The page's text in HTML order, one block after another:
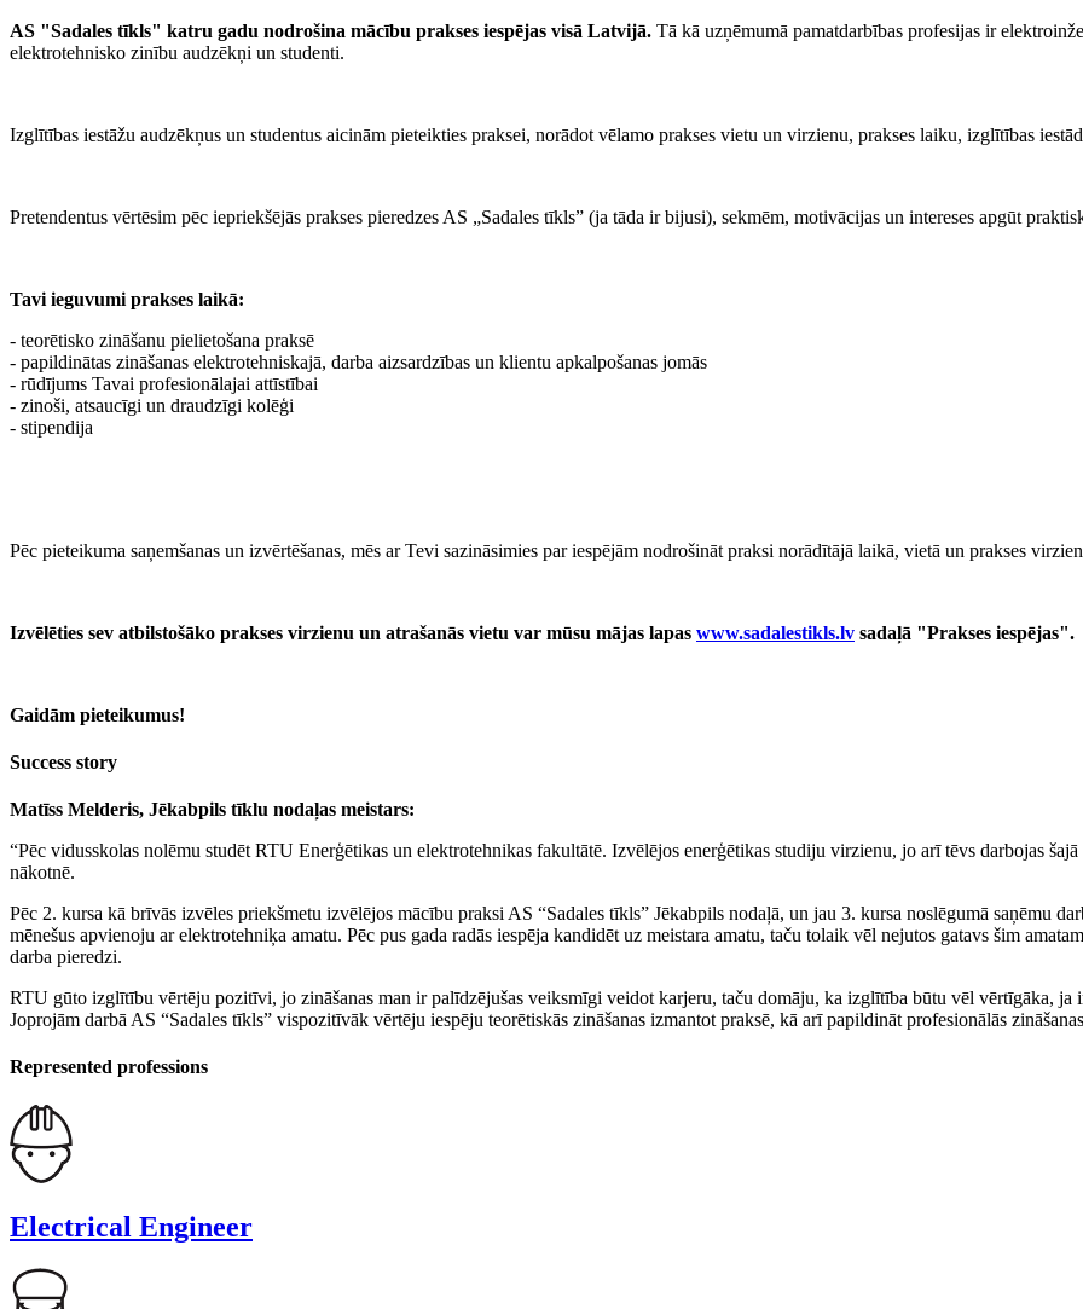
AS "Sadales tīkls" katru gadu nodrošina mācību prakses iespējas visā Latvijā. Tā kā uzņēmumā pamatdarbības profesijas ir
elektrotehnisko zinību audzēkņi un studenti.
Izglītības iestāžu audzēkņus un studentus aicinām pieteikties praksei, norādot vēlamo prakses vietu un virzienu, prakses laiku, izglītības
Pretendentus vērtēsim pēc iepriekšējās prakses pieredzes AS „Sadales tīkls” (ja tāda ir bijusi), sekmēm, motivācijas un intereses apgūt
Tavi ieguvumi prakses laikā:
- teorētisko zināšanu pielietošana praksē
- papildinātas zināšanas elektrotehniskajā, darba aizsardzības un klientu apkalpošanas jomās
- rūdījums Tavai profesionālajai attīstībai
- zinoši, atsaucīgi un draudzīgi kolēģi
- stipendija
Pēc pieteikuma saņemšanas un izvērtēšanas, mēs ar Tevi sazināsimies par iespējām nodrošināt praksi norādītājā laikā, vietā un prakses
Izvēlēties sev atbilstošāko prakses virzienu un atrašanās vietu var mūsu mājas lapas www.sadalestikls.lv sadaļā "Prakses iespējas".
Gaidām pieteikumus!
Success story
Matīss Melderis, Jēkabpils tīklu nodaļas meistars:
“Pēc vidusskolas nolēmu studēt RTU Enerģētikas un elektrotehnikas fakultātē. Izvēlējos enerģētikas studiju virzienu, jo arī tēvs darbojas
nākotnē.
Pēc 2. kursa kā brīvās izvēles priekšmetu izvēlējos mācību praksi AS “Sadales tīkls” Jēkabpils nodaļā, un jau 3. kursa noslēgumā saņēmu
mēnešus apvienoju ar elektrotehniķa amatu. Pēc pus gada radās iespēja kandidēt uz meistara amatu, taču tolaik vēl nejutos gatavs šim
darba pieredzi.
RTU gūto izglītību vērtēju pozitīvi, jo zināšanas man ir palīdzējušas veiksmīgi veidot karjeru, taču domāju, ka izglītība būtu vēl vērtīgāka, ja
Joprojām darbā AS “Sadales tīkls” vispozitīvāk vērtēju iespēju teorētiskās zināšanas izmantot praksē, kā arī papildināt profesionālās
Represented professions
Electrical Engineer